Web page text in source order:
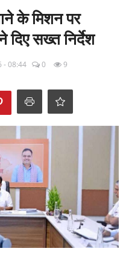
के मिशन पर
सख्त निर्देश
- 08:44 0 9